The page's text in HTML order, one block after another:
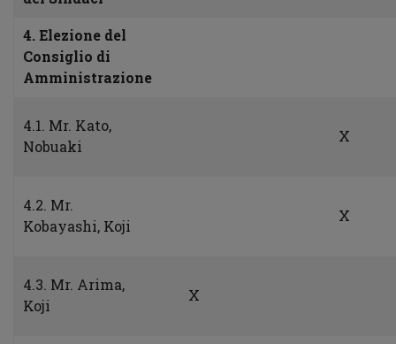
4. Elezione del
Consiglio di
Amministrazione
4.1. Mr. Kato,
Nobuaki
X
4.2. Mr.
Kobayashi, Koji
X
4.3. Mr. Arima,
Koji
X